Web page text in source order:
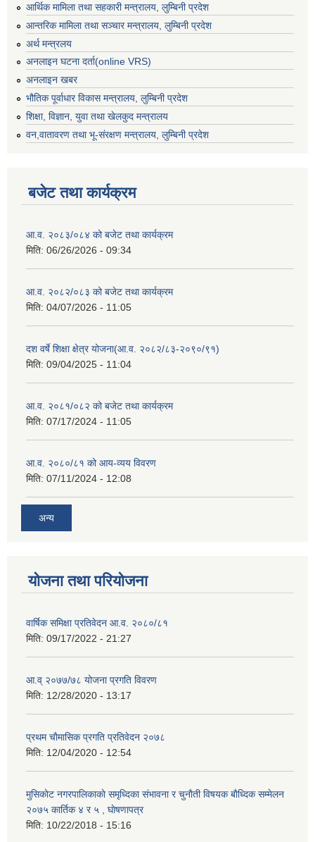
आर्थिक मामिला तथा सहकारी मन्त्रालय, लुम्बिनी प्रदेश
आन्तरिक मामिला तथा सञ्चार मन्त्रालय, लुम्बिनी प्रदेश
अर्थ मन्त्रलय
अनलाइन घटना दर्ता(online VRS)
अनलाइन खबर
भौतिक पूर्वाधार विकास मन्त्रालय, लुम्बिनी प्रदेश
शिक्षा, विज्ञान, युवा तथा खेलकुद मन्‍‍त्रालय
वन,वातावरण तथा भू-संरक्षण मन्त्रालय, लुम्बिनी प्रदेश
बजेट तथा कार्यक्रम
आ.व. २०८३/०८४ को बजेट तथा कार्यक्रम
मिति: 06/26/2026 - 09:34
आ.व. २०८२/०८३ को बजेट तथा कार्यक्रम
मिति: 04/07/2026 - 11:05
दश वर्षे शिक्षा क्षेत्र योजना(आ.व. २०८२/८३-२०९०/९१)
मिति: 09/04/2025 - 11:04
आ.व. २०८१/०८२ को बजेट तथा कार्यक्रम
मिति: 07/17/2024 - 11:05
आ.व. २०८०/८१ को आय-व्यय विवरण
मिति: 07/11/2024 - 12:08
अन्य
योजना तथा परियोजना
वार्षिक समिक्षा प्रतिवेदन आ.व. २०८०/८१
मिति: 09/17/2022 - 21:27
आ.व् २०७७/७८ योजना प्रगति विवरण
मिति: 12/28/2020 - 13:17
प्रथम चाैमासिक प्रगति प्रतिवेदन २०७८
मिति: 12/04/2020 - 12:54
मुसिकाेट नगरपालिकाकाे समृध्दिका संभावना र चुनाैती विषयक बाैध्दिक सम्मेलन
२०७५ कार्तिक ४ र ५ , घाेषणापत्र
मिति: 10/22/2018 - 15:16